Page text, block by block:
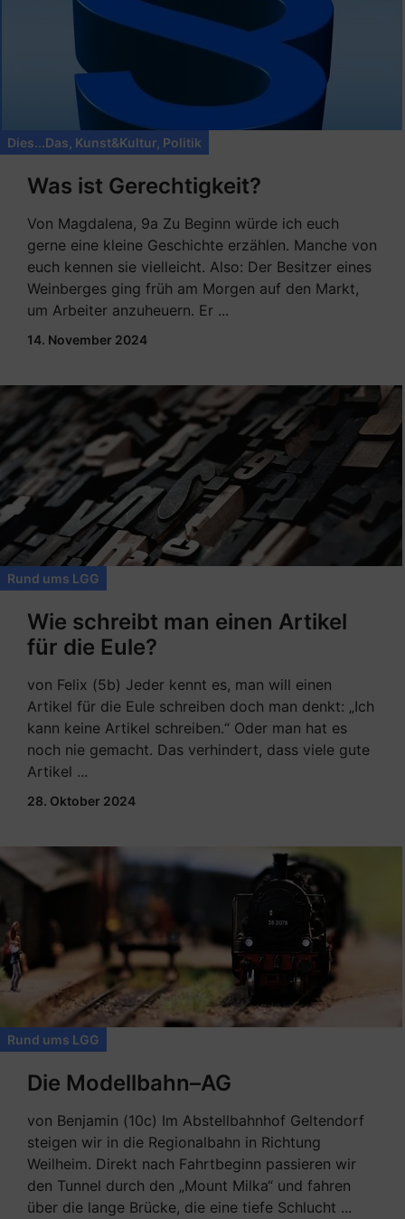
Dies...Das Kunst&Kultur Politik
Was ist Gerechtigkeit?
Von Magdalena, 9a Zu Beginn würde ich euch
gerne eine kleine Geschichte erzählen. Manche von
euch kennen sie vielleicht. Also: Der Besitzer eines
Weinberges ging früh am Morgen auf den Markt,
um Arbeiter anzuheuern. Er ...
14. November 2024
Rund ums LGG
Wie schreibt man einen Artikel
für die Eule?
von Felix (5b) Jeder kennt es, man will einen
Artikel für die Eule schreiben doch man denkt: „Ich
kann keine Artikel schreiben.“ Oder man hat es
noch nie gemacht. Das verhindert, dass viele gute
Artikel ...
28. Oktober 2024
Rund ums LGG
Die Modellbahn–AG
von Benjamin (10c) Im Abstellbahnhof Geltendorf
steigen wir in die Regionalbahn in Richtung
Weilheim. Direkt nach Fahrtbeginn passieren wir
den Tunnel durch den „Mount Milka“ und fahren
über die lange Brücke, die eine tiefe Schlucht ...